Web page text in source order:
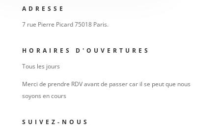
ADRESSE
7 rue Pierre Picard 75018 Paris.
HORAIRES D'OUVERTURES
Tous les jours
Merci de prendre RDV avant de passer car il se peut que nous
soyons en cours
SUIVEZ-NOUS